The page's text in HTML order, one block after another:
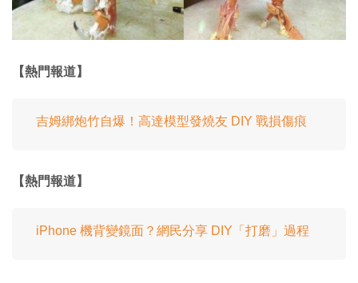
【熱門報道】
吉姆綁炮竹自爆！高達模型發燒友 DIY 戰損傷痕
【熱門報道】
iPhone 機背變鏡面？網民分享 DIY「打磨」過程